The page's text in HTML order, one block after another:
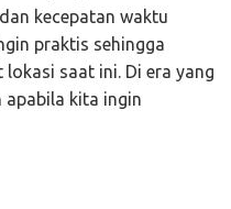
kecepatan waktu
praktis sehingga
saat ini. Di era yang
apabila kita ingin